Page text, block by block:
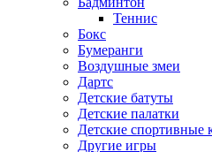
Теннис
Бокс
Бумеранги
Воздушные змеи
Дартс
Детские батуты
Детские палатки
Детские спортивные
Другие игры